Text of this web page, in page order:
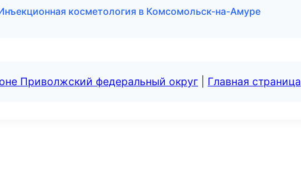
косметология в Комсомольск-на-Амуре
Приволжский федеральный округ Главная страница